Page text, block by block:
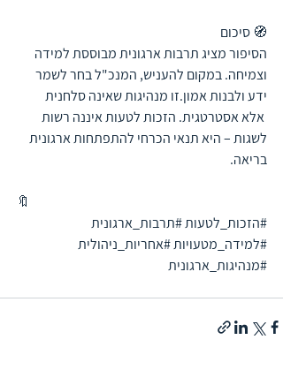
🧭 סיכום
הסיפור מציג תרבות ארגונית מבוססת למידה
וצמיחה. במקום להעניש, המנכ"ל בחר לשמר
ידע ולבנות אמון.זו מנהיגות שאינה סלחנית
אלא אסטרטגית. הזכות לטעות איננה רשות
לשגות – היא תנאי הכרחי להתפתחות ארגונית
בריאה.
🔖
#הזכות_לטעות#תרבות_ארגונית
#למידה_מטעויות#אחריות_ניהולית
#מנהיגות_ארגונית